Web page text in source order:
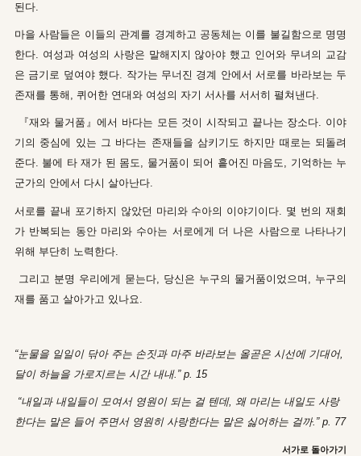
된다.
마을 사람들은 이들의 관계를 경계하고 공동체는 이를 불길함으로 명명
한다. 여성과 여성의 사랑은 말해지지 않아야 했고 인어와 무녀의 교감
은 금기로 덮여야 했다. 작가는 무너진 경계 안에서 서로를 바라보는 두
존재를 통해, 퀴어한 연대와 여성의 자기 서사를 서서히 펼쳐낸다.
『재와 물거품』에서 바다는 모든 것이 시작되고 끝나는 장소다. 이야
기의 중심에 있는 그 바다는 존재들을 삼키기도 하지만 때로는 되돌려
준다. 불에 타 재가 된 몸도, 물거품이 되어 흩어진 마음도, 기억하는 누
군가의 안에서 다시 살아난다.
서로를 끝내 포기하지 않았던 마리와 수아의 이야기이다. 몇 번의 재회
가 반복되는 동안 마리와 수아는 서로에게 더 나은 사람으로 나타나기
위해 부단히 노력한다.
그리고 분명 우리에게 묻는다, 당신은 누구의 물거품이었으며, 누구의
재를 품고 살아가고 있나요.
“눈물을 일일이 닦아 주는 손짓과 마주 바라보는 올곧은 시선에 기대어,
달이 하늘을 가로지르는 시간 내내.” p. 15
“내일과 내일들이 모여서 영원이 되는 걸 텐데, 왜 마리는 내일도 사랑
한다는 말은 들어 주면서 영원히 사랑한다는 말은 싫어하는 걸까.” p. 77
서가로 돌아가기